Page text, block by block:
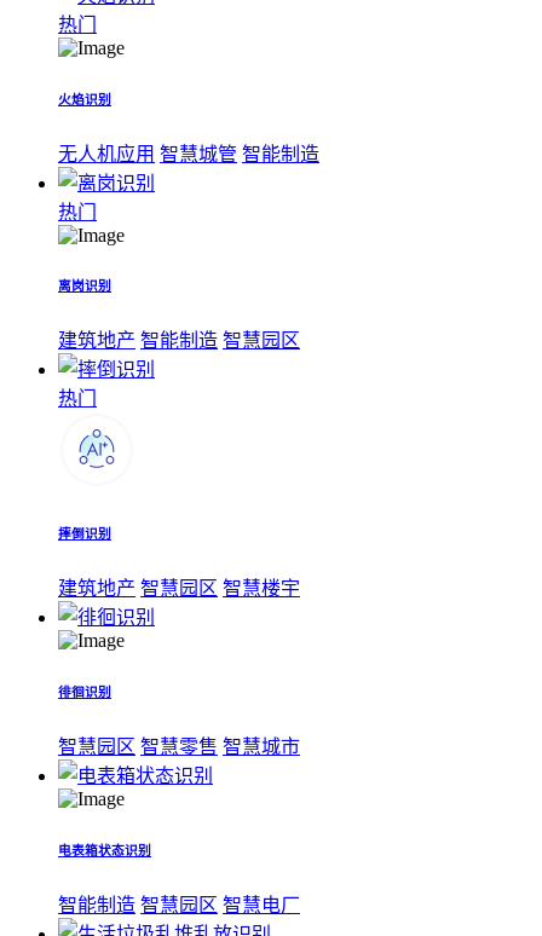
热门
火焰识别
无人机应用 智慧城管 智能制造
热门
离岗识别
建筑地产 智能制造 智慧园区
热门
摔倒识别
建筑地产 智慧园区 智慧楼宇
徘徊识别
智慧园区 智慧零售 智慧城市
电表箱状态识别
智能制造 智慧园区 智慧电厂